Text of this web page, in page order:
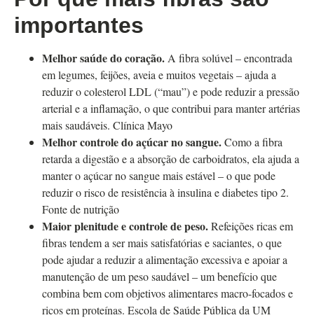
importantes
Melhor saúde do coração. A fibra solúvel – encontrada
em legumes, feijões, aveia e muitos vegetais – ajuda a
reduzir o colesterol LDL (“mau”) e pode reduzir a pressão
arterial e a inflamação, o que contribui para manter artérias
mais saudáveis. Clínica Mayo
Melhor controle do açúcar no sangue.Como a fibra
retarda a digestão e a absorção de carboidratos, ela ajuda a
manter o açúcar no sangue mais estável – o que pode
reduzir o risco de resistência à insulina e diabetes tipo 2.
Fonte de nutrição
Maior plenitude e controle de peso.Refeições ricas em
fibras tendem a ser mais satisfatórias e saciantes, o que
pode ajudar a reduzir a alimentação excessiva e apoiar a
manutenção de um peso saudável – um benefício que
combina bem com objetivos alimentares macro-focados e
ricos em proteínas. Escola de Saúde Pública da UM